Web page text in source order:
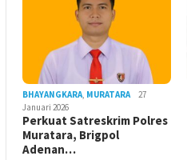
BHAYANGKARA, MURATARA
27
Januari 2026
Perkuat Satreskrim Polres
Muratara, Brigpol
Adenan…